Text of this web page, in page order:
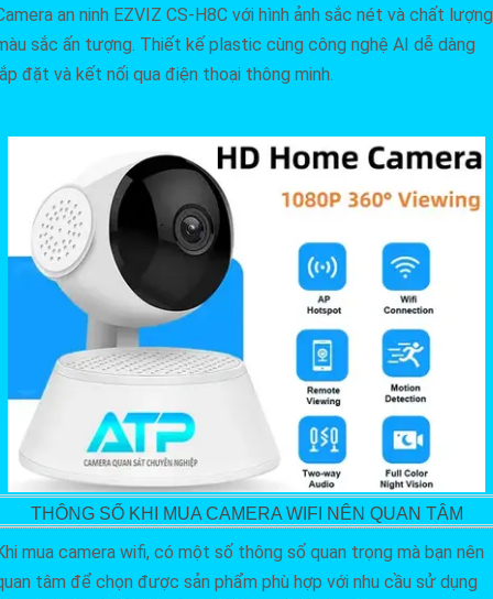
an ninh EZVIZ CS-H8C với hình ảnh sắc nét và chất lượng
sắc ấn tượng. Thiết kế plastic cùng công nghệ AI dễ dàng
đặt và kết nối qua điện thoại thông minh.
THÔNG SỐ KHI MUA CAMERA WIFI NÊN QUAN TÂM
mua camera wifi, có một số thông số quan trọng mà bạn nên
tâm để chọn được sản phẩm phù hợp với nhu cầu sử dụng